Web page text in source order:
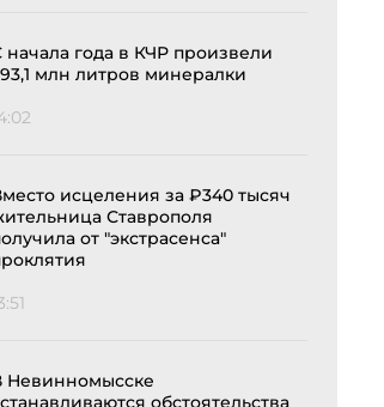
начала года в КЧР произвели
млн литров минералки
исцеления за ₽340 тысяч
Ставрополя
от "экстрасенса"
Невинномысске